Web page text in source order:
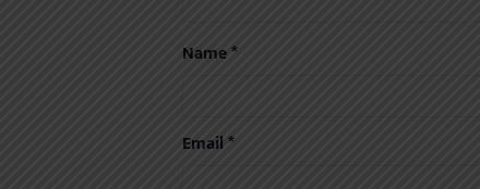
Name*
Email*